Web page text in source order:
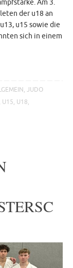
Am 3.
der u18 an
u15 sowie die
sich in einem
, JUDO
U15, U18,